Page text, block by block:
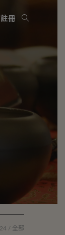
冊
24 全部